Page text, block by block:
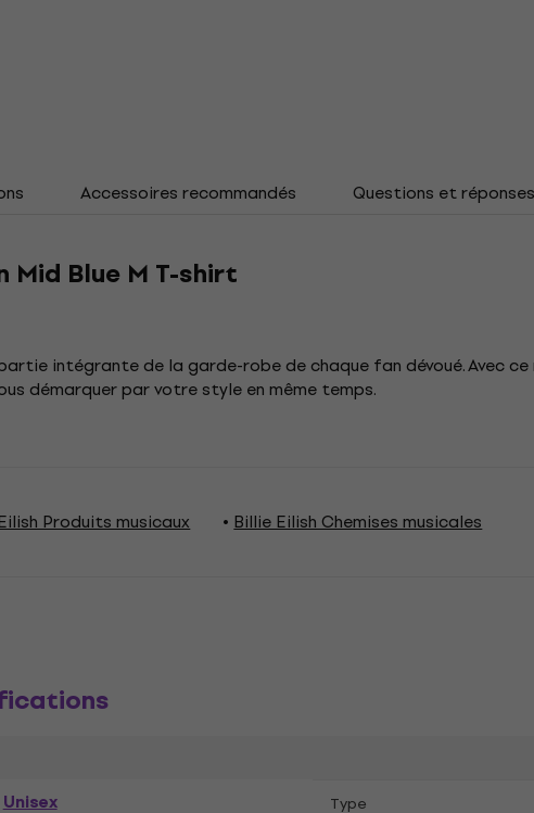
Accessoires recommandés Questions et réponses
Mid Blue M T-shirt
intégrante de la garde-robe de chaque fan dévoué. Avec ce
démarquer par votre style en même temps.
Produits musicaux Billie Eilish Chemises musicales
Unisex Type